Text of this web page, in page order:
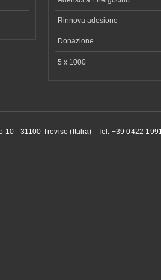
Rinnova adesione
Donazione
5 x 1000
10 - 31100 Treviso (Italia) - Tel. +39 0422